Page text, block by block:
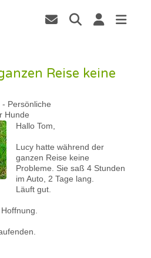
Reise keine
- Persönliche
Hunde
Hallo Tom,
Lucy hatte während der
ganzen Reise keine
Probleme. Sie saß 4 Stunden
im Auto, 2 Tage lang.
Läuft gut.